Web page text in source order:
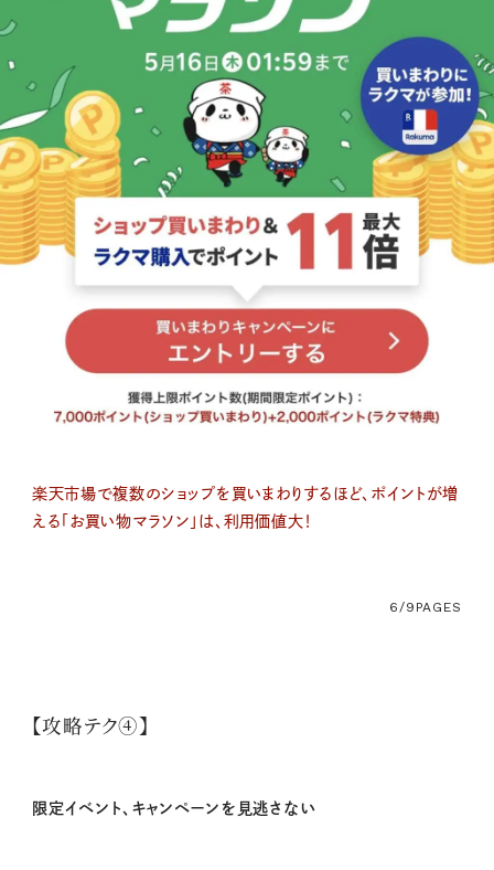
楽天市場で複数のショップを買いまわりするほど、ポイントが増
える「お買い物マラソン」は、利用価値大！
6/9 PAGES
【攻略テク④】
限定イベント、キャンペーンを見逃さない